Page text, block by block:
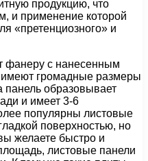
продукцию, что
и применение которой
«претенциозного» и
фанеру с нанесенным
громадные размеры
образовывает
и имеет 3-6
популярны листовые
поверхностью, но
желаете быстро и
листовые панели